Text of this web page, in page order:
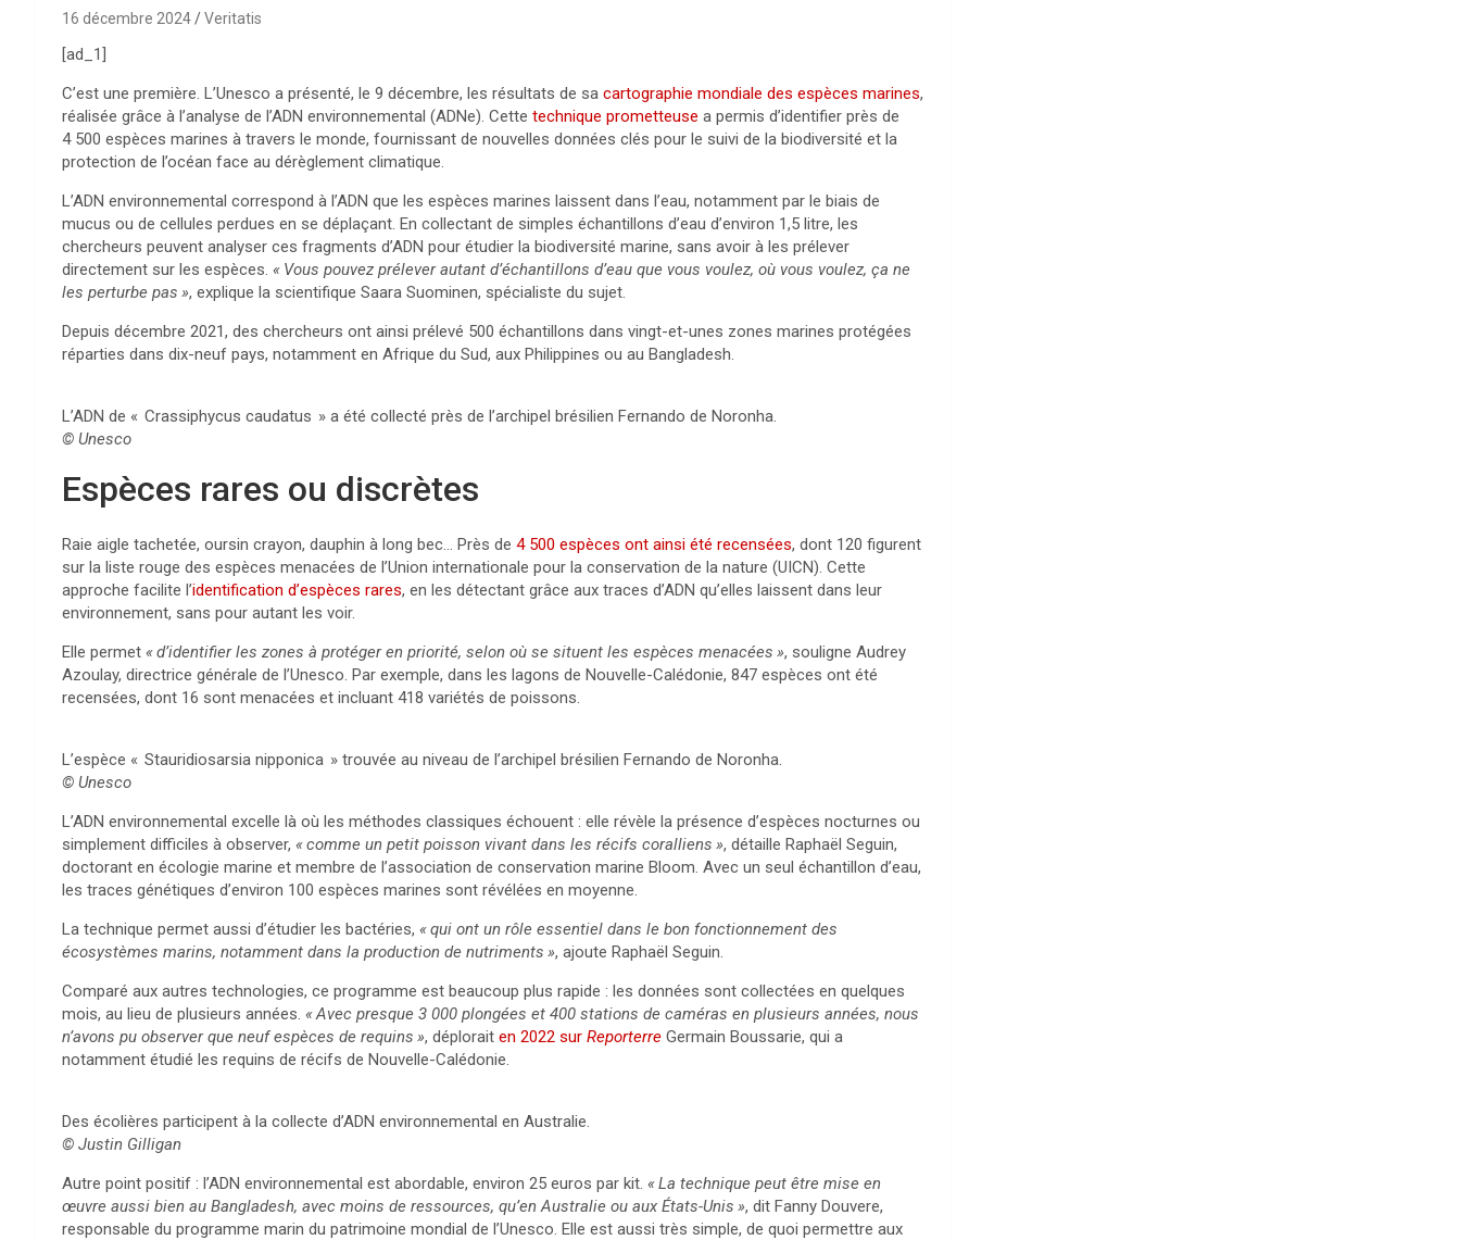
16 décembre 2024 Veritatis
[ad_1]
C’est une première. L’Unesco a présenté, le 9 décembre, les résultats de sa cartographie mondiale des espèces marines,
réalisée grâce à l’analyse de l’ADN environnemental (ADNe). Cette technique prometteuse a permis d’identifier près de
4 500 espèces marines à travers le monde, fournissant de nouvelles données clés pour le suivi de la biodiversité et la
protection de l’océan face au dérèglement climatique.
L’ADN environnemental correspond à l’ADN que les espèces marines laissent dans l’eau, notamment par le biais de
mucus ou de cellules perdues en se déplaçant. En collectant de simples échantillons d’eau d’environ 1,5 litre, les
chercheurs peuvent analyser ces fragments d’ADN pour étudier la biodiversité marine, sans avoir à les prélever
directement sur les espèces. « Vous pouvez prélever autant d’échantillons d’eau que vous voulez, où vous voulez, ça ne
les perturbe pas », explique la scientifique Saara Suominen, spécialiste du sujet.
Depuis décembre 2021, des chercheurs ont ainsi prélevé 500 échantillons dans vingt-et-unes zones marines protégées
réparties dans dix-neuf pays, notamment en Afrique du Sud, aux Philippines ou au Bangladesh.
L’ADN de « Crassiphycus caudatus » a été collecté près de l’archipel brésilien Fernando de Noronha.
© Unesco
Espèces rares ou discrètes
Raie aigle tachetée, oursin crayon, dauphin à long bec… Près de 4 500 espèces ont ainsi été recensées, dont 120 figurent
sur la liste rouge des espèces menacées de l’Union internationale pour la conservation de la nature (UICN). Cette
approche facilite l’identification d’espèces rares, en les détectant grâce aux traces d’ADN qu’elles laissent dans leur
environnement, sans pour autant les voir.
Elle permet «d’identifier les zones à protéger en priorité, selon où se situent les espèces menacées », souligne Audrey
Azoulay, directrice générale de l’Unesco. Par exemple, dans les lagons de Nouvelle-Calédonie, 847 espèces ont été
recensées, dont 16 sont menacées et incluant 418 variétés de poissons.
L’espèce « Stauridiosarsia nipponica » trouvée au niveau de l’archipel brésilien Fernando de Noronha.
© Unesco
L’ADN environnemental excelle là où les méthodes classiques échouent : elle révèle la présence d’espèces nocturnes ou
simplement difficiles à observer, «comme un petit poisson vivant dans les récifs coralliens », détaille Raphaël Seguin,
doctorant en écologie marine et membre de l’association de conservation marine Bloom. Avec un seul échantillon d’eau,
les traces génétiques d’environ 100 espèces marines sont révélées en moyenne.
La technique permet aussi d’étudier les bactéries, «qui ont un rôle essentiel dans le bon fonctionnement des
écosystèmes marins, notamment dans la production de nutriments », ajoute Raphaël Seguin.
Comparé aux autres technologies, ce programme est beaucoup plus rapide : les données sont collectées en quelques
mois, au lieu de plusieurs années. «Avec presque 3 000 plongées et 400 stations de caméras en plusieurs années, nous
n’avons pu observer que neuf espèces de requins », déplorait en 2022 sur Reporterre Germain Boussarie, qui a
notamment étudié les requins de récifs de Nouvelle-Calédonie.
Des écolières participent à la collecte d’ADN environnemental en Australie.
© Justin Gilligan
Autre point positif : l’ADN environnemental est abordable, environ 25 euros par kit. «La technique peut être mise en
œuvre aussi bien au Bangladesh, avec moins de ressources, qu’en Australie ou aux États-Unis », dit Fanny Douvere,
responsable du programme marin du patrimoine mondial de l’Unesco. Elle est aussi très simple, de quoi permettre aux